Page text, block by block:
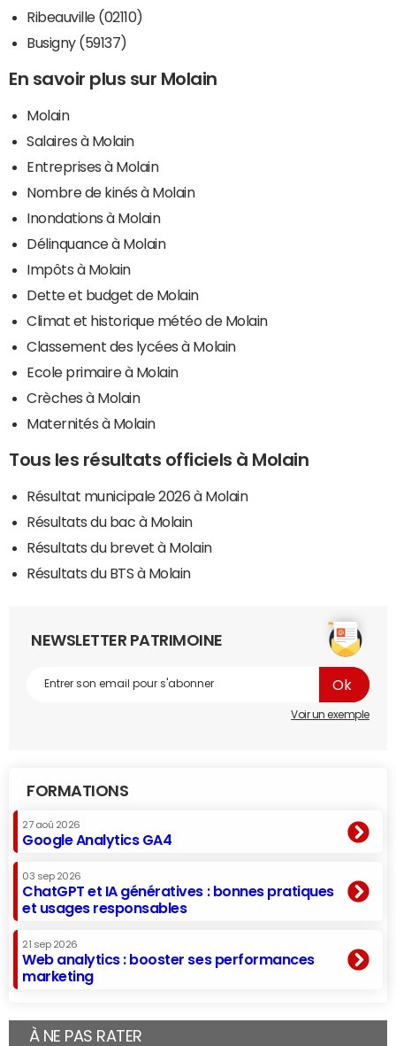
Ribeauville (02110)
Busigny (59137)
En savoir plus sur Molain
Molain
Salaires à Molain
Entreprises à Molain
Nombre de kinés à Molain
Inondations à Molain
Délinquance à Molain
Impôts à Molain
Dette et budget de Molain
Climat et historique météo de Molain
Classement des lycées à Molain
Ecole primaire à Molain
Crèches à Molain
Maternités à Molain
Tous les résultats officiels à Molain
Résultat municipale 2026 à Molain
Résultats du bac à Molain
Résultats du brevet à Molain
Résultats du BTS à Molain
NEWSLETTER PATRIMOINE
Voir un exemple
FORMATIONS
27 aoû 2026
Google Analytics GA4
03 sep 2026
ChatGPT et IA génératives : bonnes pratiques
et usages responsables
21 sep 2026
Web analytics : booster ses performances
marketing
À NE PAS RATER